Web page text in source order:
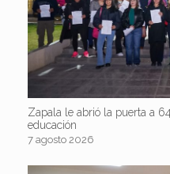
Zapala le abrió la puerta a
educación
7 agosto 2026